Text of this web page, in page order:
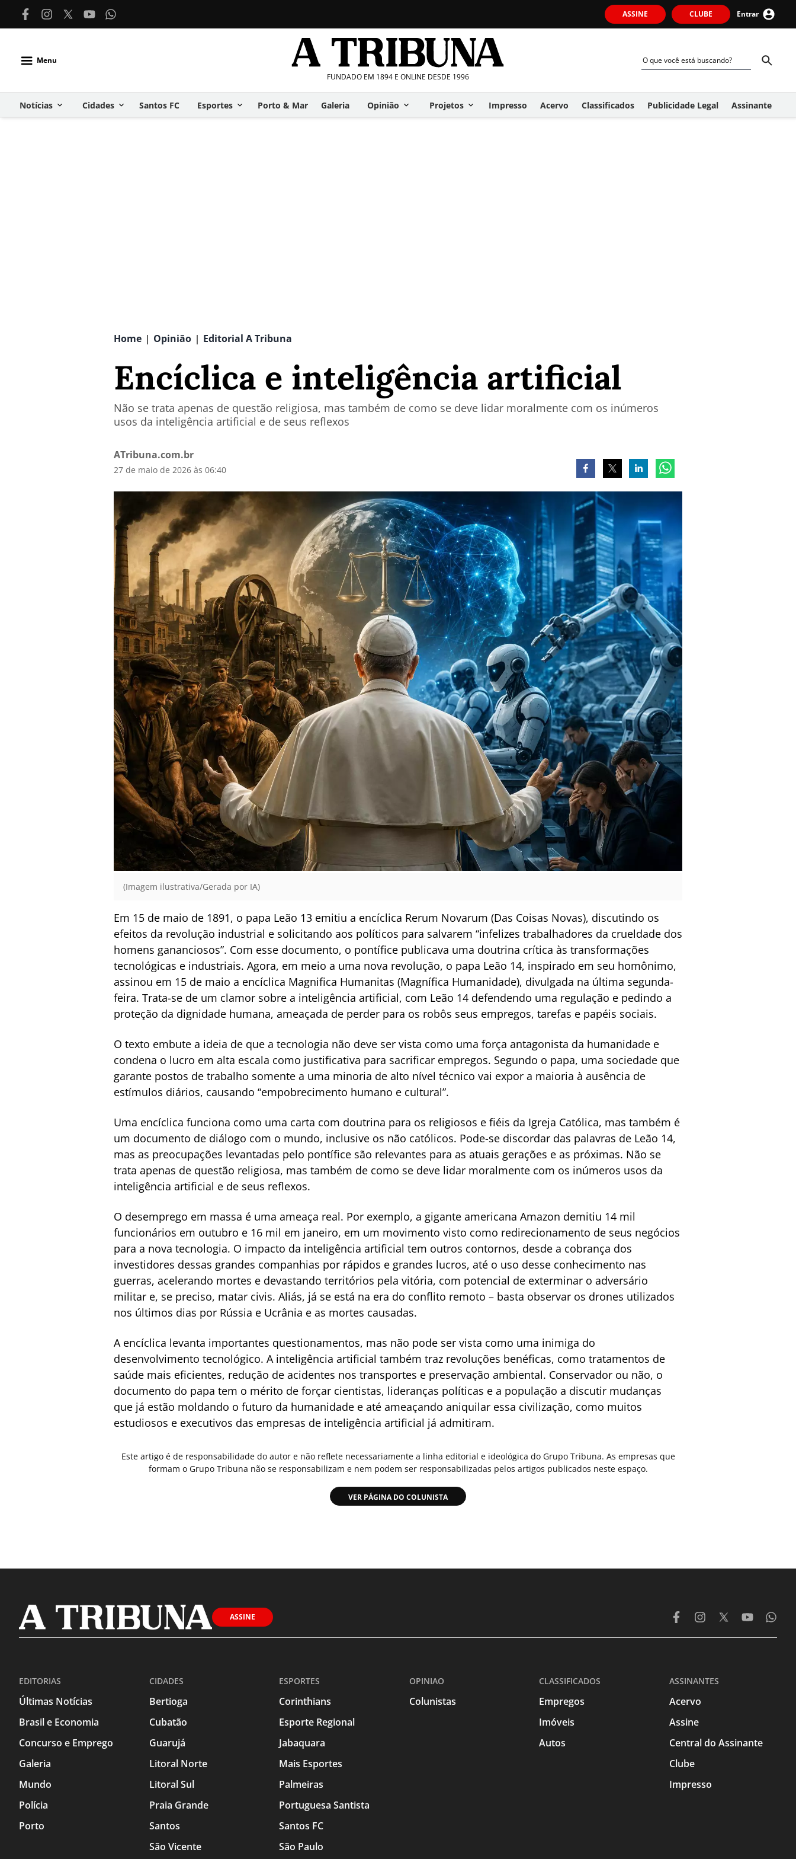
ASSINE CLUBE Entrar
Menu
FUNDADO EM 1894 E ONLINE DESDE 1996
Notícias Cidades Santos FC Esportes Porto & Mar Galeria Opinião Projetos Impresso Acervo Classificados Publicidade Legal Assinante
Home | Opinião | Editorial A Tribuna
Encíclica e inteligência artificial
Não se trata apenas de questão religiosa, mas também de como se deve lidar moralmente com os inúmeros
usos da inteligência artificial e de seus reflexos
ATribuna.com.br
27 de maio de 2026 às 06:40
(Imagem ilustrativa/Gerada por IA)
Em 15 de maio de 1891, o papa Leão 13 emitiu a encíclica Rerum Novarum (Das Coisas Novas), discutindo os
efeitos da revolução industrial e solicitando aos políticos para salvarem “infelizes trabalhadores da crueldade dos
homens gananciosos”. Com esse documento, o pontífice publicava uma doutrina crítica às transformações
tecnológicas e industriais. Agora, em meio a uma nova revolução, o papa Leão 14, inspirado em seu homônimo,
assinou em 15 de maio a encíclica Magnifica Humanitas (Magnífica Humanidade), divulgada na última segunda-
feira. Trata-se de um clamor sobre a inteligência artificial, com Leão 14 defendendo uma regulação e pedindo a
proteção da dignidade humana, ameaçada de perder para os robôs seus empregos, tarefas e papéis sociais.
O texto embute a ideia de que a tecnologia não deve ser vista como uma força antagonista da humanidade e
condena o lucro em alta escala como justificativa para sacrificar empregos. Segundo o papa, uma sociedade que
garante postos de trabalho somente a uma minoria de alto nível técnico vai expor a maioria à ausência de
estímulos diários, causando “empobrecimento humano e cultural”.
Uma encíclica funciona como uma carta com doutrina para os religiosos e fiéis da Igreja Católica, mas também é
um documento de diálogo com o mundo, inclusive os não católicos. Pode-se discordar das palavras de Leão 14,
mas as preocupações levantadas pelo pontífice são relevantes para as atuais gerações e as próximas. Não se
trata apenas de questão religiosa, mas também de como se deve lidar moralmente com os inúmeros usos da
inteligência artificial e de seus reflexos.
O desemprego em massa é uma ameaça real. Por exemplo, a gigante americana Amazon demitiu 14 mil
funcionários em outubro e 16 mil em janeiro, em um movimento visto como redirecionamento de seus negócios
para a nova tecnologia. O impacto da inteligência artificial tem outros contornos, desde a cobrança dos
investidores dessas grandes companhias por rápidos e grandes lucros, até o uso desse conhecimento nas
guerras, acelerando mortes e devastando territórios pela vitória, com potencial de exterminar o adversário
militar e, se preciso, matar civis. Aliás, já se está na era do conflito remoto – basta observar os drones utilizados
nos últimos dias por Rússia e Ucrânia e as mortes causadas.
A encíclica levanta importantes questionamentos, mas não pode ser vista como uma inimiga do
desenvolvimento tecnológico. A inteligência artificial também traz revoluções benéficas, como tratamentos de
saúde mais eficientes, redução de acidentes nos transportes e preservação ambiental. Conservador ou não, o
documento do papa tem o mérito de forçar cientistas, lideranças políticas e a população a discutir mudanças
que já estão moldando o futuro da humanidade e até ameaçando aniquilar essa civilização, como muitos
estudiosos e executivos das empresas de inteligência artificial já admitiram.
Este artigo é de responsabilidade do autor e não reflete necessariamente a linha editorial e ideológica do Grupo Tribuna. As empresas que
formam o Grupo Tribuna não se responsabilizam e nem podem ser responsabilizadas pelos artigos publicados neste espaço.
VER PÁGINA DO COLUNISTA
ASSINE
EDITORIAS
Últimas Notícias
Brasil e Economia
Concurso e Emprego
Galeria
Mundo
Polícia
Porto
CIDADES
Bertioga
Cubatão
Guarujá
Litoral Norte
Litoral Sul
Praia Grande
Santos
São Vicente
ESPORTES
Corinthians
Esporte Regional
Jabaquara
Mais Esportes
Palmeiras
Portuguesa Santista
Santos FC
São Paulo
OPINIAO
Colunistas
CLASSIFICADOS
Empregos
Imóveis
Autos
ASSINANTES
Acervo
Assine
Central do Assinante
Clube
Impresso